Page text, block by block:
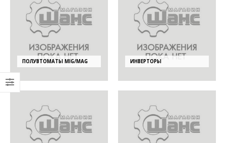
ПОЛУВТОМАТЫ MIG/MAG ИНВЕРТОРЫ